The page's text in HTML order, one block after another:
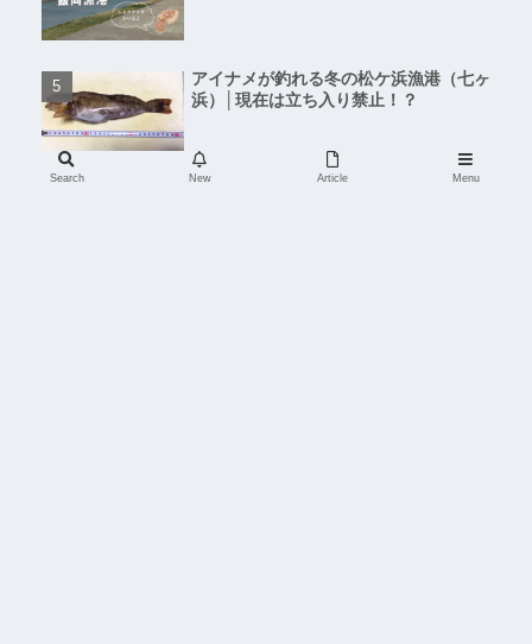
アイナメが釣れる冬の松ケ浜漁港（七ヶ
浜）│現在は立ち入り禁止！？
Search New Article Menu